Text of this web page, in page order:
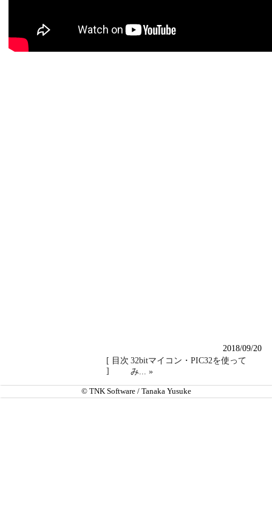
2018/09/20
[ 目次
]
32bitマイコン・PIC32を使って
み... »
© TNK Software / Tanaka Yusuke